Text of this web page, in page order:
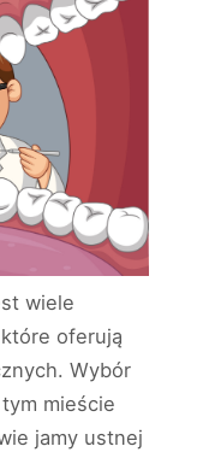
wiele
oferują
Wybór
mieście
jamy ustnej